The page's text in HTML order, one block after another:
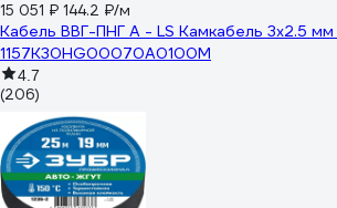
15 051 ₽ 144.2 ₽/м
Кабель ВВГ-ПНГ А - LS Камкабель 3x2.5
1157К30HG00070А0100М
4.7
(206)